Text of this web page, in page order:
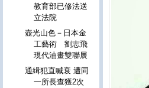
教育部已修法送
立法院
壺光山色－日本金
工藝術 劉志飛
現代油畫雙聯展
通緝犯直喊衰 遭同
一所長查獲2次